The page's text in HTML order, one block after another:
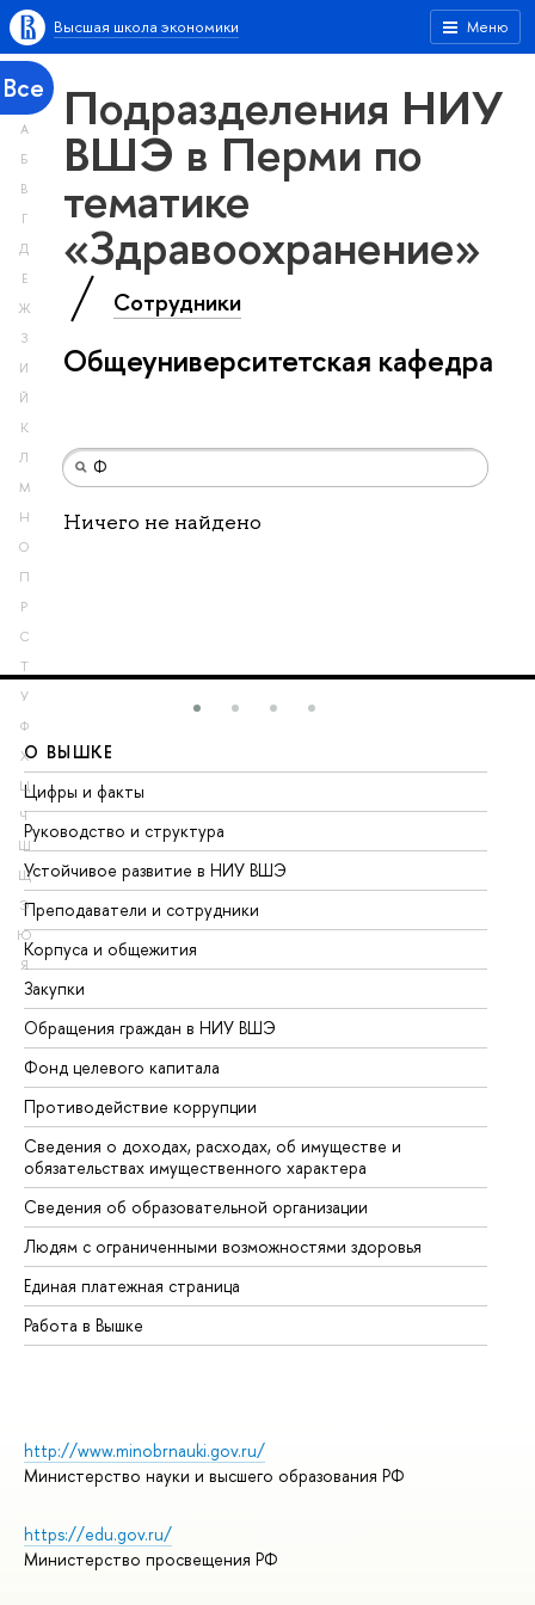
Меню
Высшая школа экономики
Все
А
Б
В
Г
Д
Е
Ж
З
И
Й
К
Л
М
Н
О
П
Р
С
Т
У
Ф
Х
Ц
Ч
Ш
Щ
Э
Ю
Я
Подразделения НИУ
ВШЭ в Перми по
тематике
«Здравоохранение»
Сотрудники
Общеуниверситетская кафедра
Ничего не найдено
О ВЫШКЕ
Цифры и факты
Руководство и структура
Устойчивое развитие в НИУ ВШЭ
Преподаватели и сотрудники
Корпуса и общежития
Закупки
Обращения граждан в НИУ ВШЭ
Фонд целевого капитала
Противодействие коррупции
Сведения о доходах, расходах, об имуществе и
обязательствах имущественного характера
Сведения об образовательной организации
Людям с ограниченными возможностями здоровья
Единая платежная страница
Работа в Вышке
http://www.minobrnauki.gov.ru/
Министерство науки и высшего образования РФ
https://edu.gov.ru/
Министерство просвещения РФ